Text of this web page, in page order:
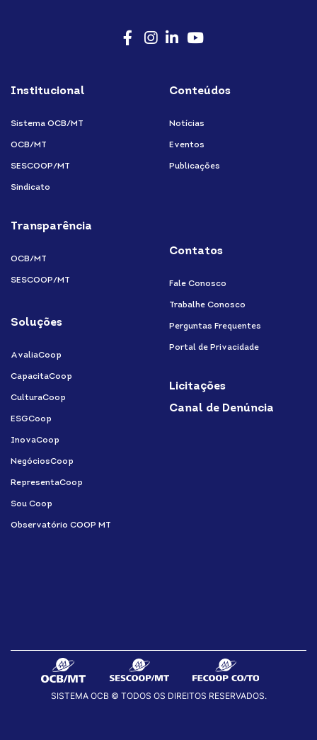
Institucional
Sistema OCB/MT
OCB/MT
SESCOOP/MT
Sindicato
Transparência
OCB/MT
SESCOOP/MT
Soluções
AvaliaCoop
CapacitaCoop
CulturaCoop
ESGCoop
InovaCoop
NegóciosCoop
RepresentaCoop
Sou Coop
Observatório COOP MT
Conteúdos
Notícias
Eventos
Publicações
Contatos
Fale Conosco
Trabalhe Conosco
Perguntas Frequentes
Portal de Privacidade
Licitações
Canal de Denúncia
SISTEMA OCB © TODOS OS DIREITOS RESERVADOS.